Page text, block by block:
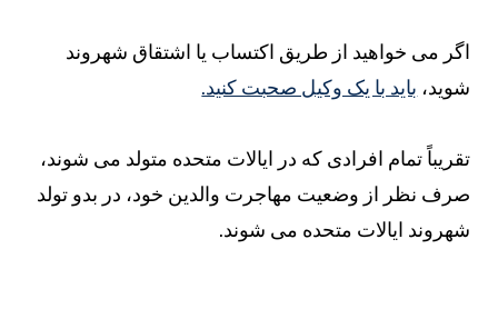
اگر می خواهید از طریق اکتساب یا اشتقاق شهروند
شوید،باید با یک وکیل صحبت کنید.
تقریباً تمام افرادی که در ایالات متحده متولد می شوند،
صرف نظر از وضعیت مهاجرت والدین خود، در بدو تولد
شهروند ایالات متحده می شوند.